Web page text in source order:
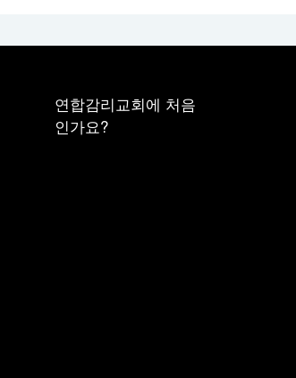
연합감리교회에 처음
인가요?